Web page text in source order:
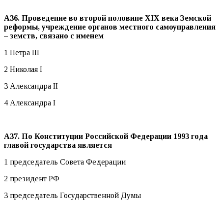
А36. Проведение во второй половине XIX века Земской
реформы, учреждение органов местного самоуправления
– земств, связано с именем
1 Петра III
2 Николая I
3 Александра II
4 Александра I
А37. По Конституции Российской Федерации 1993 года
главой государства является
1 председатель Совета Федерации
2 президент РФ
3 председатель Государственной Думы